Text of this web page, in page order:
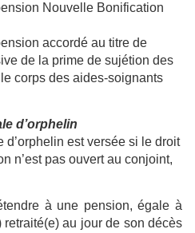
Nouvelle Bonification
accordé au titre de
de la prime de sujétion des
corps des aides-soignants
d’orphelin
d’orphelin est versée si le droit
n’est pas ouvert au conjoint,
à une pension, égale à
au jour de son décès